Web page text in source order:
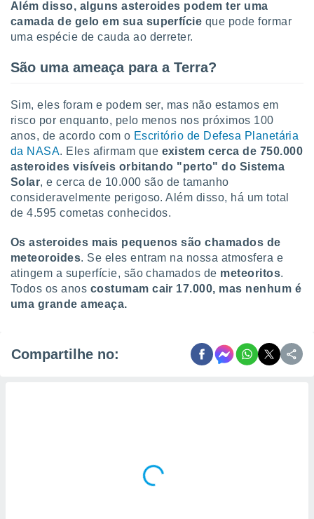
Além disso, alguns asteroides podem ter uma
camada de gelo em sua superfície que pode formar
uma espécie de cauda ao derreter.
São uma ameaça para a Terra?
Sim, eles foram e podem ser, mas não estamos em
risco por enquanto, pelo menos nos próximos 100
anos, de acordo com o Escritório de Defesa Planetária
da NASA. Eles afirmam que existem cerca de 750.000
asteroides visíveis orbitando "perto" do Sistema
Solar, e cerca de 10.000 são de tamanho
consideravelmente perigoso. Além disso, há um total
de 4.595 cometas conhecidos.
Os asteroides mais pequenos são chamados de
meteoroides. Se eles entram na nossa atmosfera e
atingem a superfície, são chamados de meteoritos.
Todos os anos costumam cair 17.000, mas nenhum é
uma grande ameaça.
Compartilhe no: